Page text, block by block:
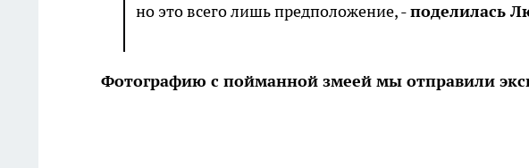
но это всего лишь предположение, -поделилась
Фотографию с пойманной змеей мы отправили